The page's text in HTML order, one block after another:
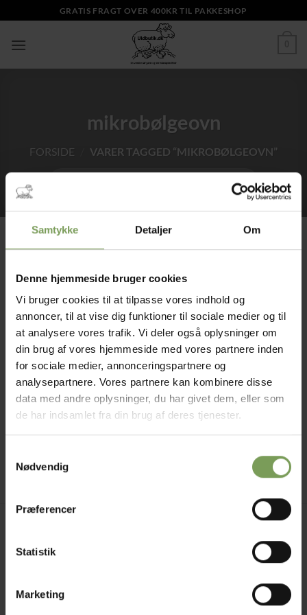
Samtykke Detaljer Om
Denne hjemmeside bruger cookies
Vi bruger cookies til at tilpasse vores indhold og
annoncer, til at vise dig funktioner til sociale medier og til
at analysere vores trafik. Vi deler også oplysninger om
din brug af vores hjemmeside med vores partnere inden
for sociale medier, annonceringspartnere og
analysepartnere. Vores partnere kan kombinere disse
data med andre oplysninger, du har givet dem, eller som
de har indsamlet fra din brug af deres tjenester.
Nødvendig
Præferencer
Statistik
Marketing
til
indhold
GRATIS FRAGT OVER 400KR TIL PAKKESHOP
mikrobølgeovn
FORSIDE VARER TAGGED “MIKROBØLGEOVN”
ønskeliste
ANDET MED GARN
Nem og kreativ
mikrobølgeovn
kr.200,00
Mærke: Turbine
Uldbutik.dk
DanmarkSE nr. 41747323